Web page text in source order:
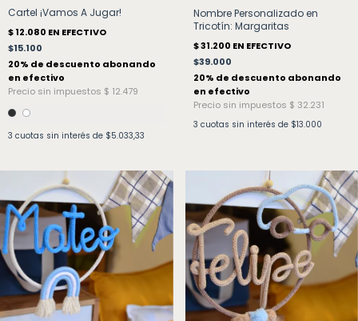
Cartel ¡Vamos A Jugar!
$15.100
3 cuotas sin interés de $5.033,33
Nombre Personalizado en
Tricotín: Margaritas
$39.000
3 cuotas sin interés de $13.000